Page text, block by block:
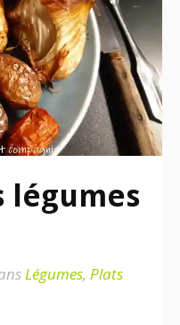
légumes
Légumes, Plats